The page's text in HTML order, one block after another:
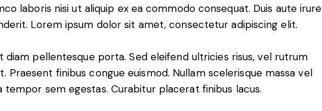
laboris nisi ut aliquip ex ea commodo consequat. Duis aute irure
Lorem ipsum dolor sit amet, consectetur adipiscing elit.
diam pellentesque porta. Sed eleifend ultricies risus, vel rutrum
Praesent finibus congue euismod. Nullam scelerisque massa vel
tempor sem egestas. Curabitur placerat finibus lacus.